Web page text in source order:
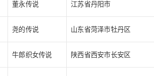
董永传说 江苏省丹阳市
尧的传说 山东省菏泽市牡丹区
牛郎织女传说 陕西省西安市长安区